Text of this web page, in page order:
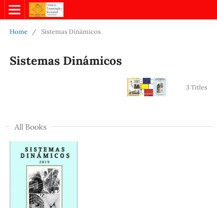
Home / Sistemas Dinámicos
Sistemas Dinámicos
3 Titles
All Books